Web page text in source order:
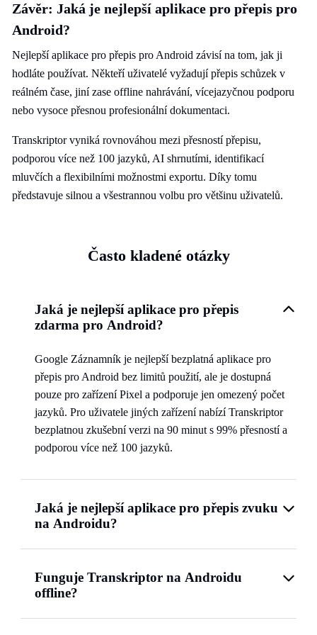
Závěr: Jaká je nejlepší aplikace pro přepis pro
Android?
Nejlepší aplikace pro přepis pro Android závisí na tom, jak ji
hodláte používat. Někteří uživatelé vyžadují přepis schůzek v
reálném čase, jiní zase offline nahrávání, vícejazyčnou podporu
nebo vysoce přesnou profesionální dokumentaci.
Transkriptor vyniká rovnováhou mezi přesností přepisu,
podporou více než 100 jazyků, AI shrnutími, identifikací
mluvčích a flexibilními možnostmi exportu. Díky tomu
představuje silnou a všestrannou volbu pro většinu uživatelů.
Často kladené otázky
Jaká je nejlepší aplikace pro přepis
zdarma pro Android?
Google Záznamník je nejlepší bezplatná aplikace pro
přepis pro Android bez limitů použití, ale je dostupná
pouze pro zařízení Pixel a podporuje jen omezený počet
jazyků. Pro uživatele jiných zařízení nabízí Transkriptor
bezplatnou zkušební verzi na 90 minut s 99% přesností a
podporou více než 100 jazyků.
Jaká je nejlepší aplikace pro přepis zvuku
na Androidu?
Funguje Transkriptor na Androidu
offline?